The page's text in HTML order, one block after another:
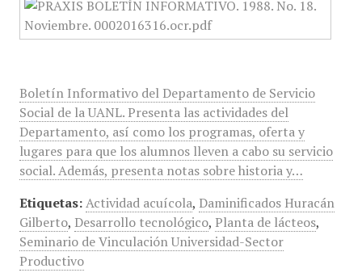
Boletín Informativo del Departamento de Servicio
Social de la UANL. Presenta las actividades del
Departamento, así como los programas, oferta y
lugares para que los alumnos lleven a cabo su servicio
social. Además, presenta notas sobre historia y…
Etiquetas: Actividad acuícola, Daminificados Huracán
Gilberto, Desarrollo tecnológico, Planta de lácteos,
Seminario de Vinculación Universidad-Sector
Productivo